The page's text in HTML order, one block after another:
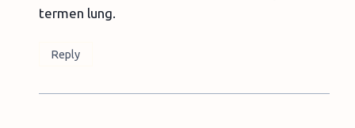
termen lung.
Reply